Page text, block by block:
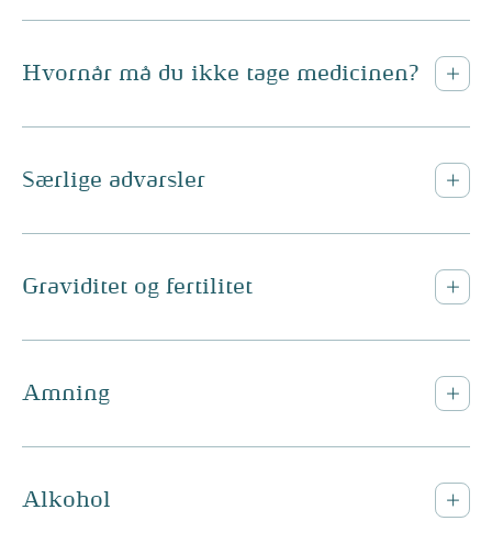
Hvornår må du ikke tage medicinen?
Særlige advarsler
Graviditet og fertilitet
Amning
Alkohol